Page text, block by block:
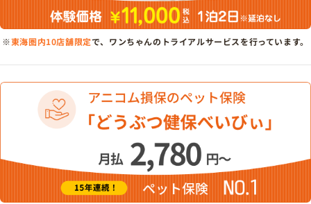
※東海圏内10店舗限定で、ワンちゃんのトライアルサービスを行っています。